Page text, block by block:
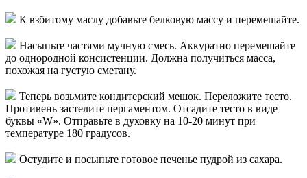
К взбитому маслу добавьте белковую массу и перемешайте.
Насыпьте частями мучную смесь. Аккуратно перемешайте
до однородной консистенции. Должна получиться масса,
похожая на густую сметану.
Теперь возьмите кондитерский мешок. Переложите тесто.
Противень застелите пергаментом. Отсадите тесто в виде
буквы «W». Отправьте в духовку на 10-20 минут при
температуре 180 градусов.
Остудите и посыпьте готовое печенье пудрой из сахара.